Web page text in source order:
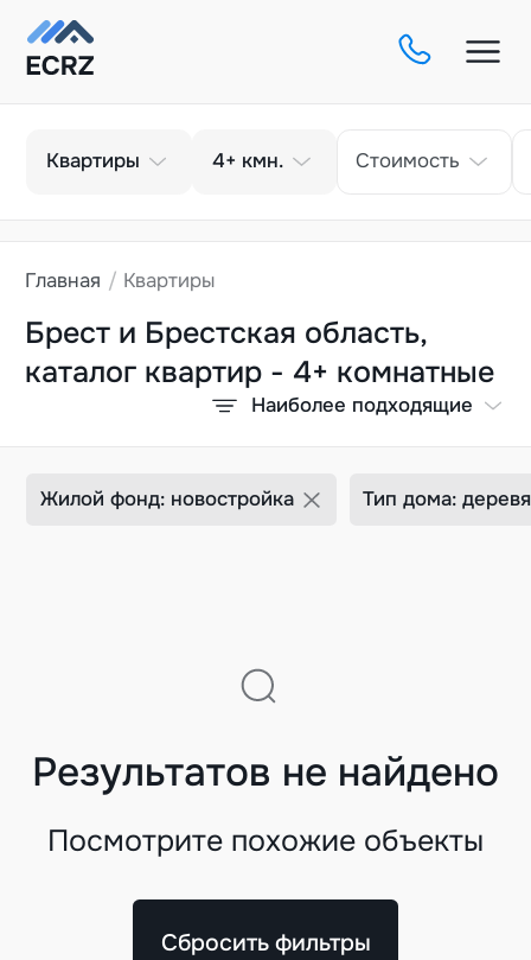
Тип
Квартиры Кол-во комнат
4+ кмн. Стоимость
Главная Квартиры
Брест и Брестская область,
каталог квартир - 4+ комнатные
Наиболее подходящие
Жилой фонд: новостройка Тип дома:
Результатов не найдено
Посмотрите похожие объекты
Сбросить фильтры